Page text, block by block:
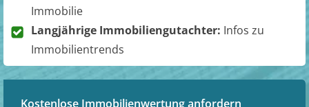
Immobilie
Langjährige Immobiliengutachter: Infos zu
Immobilientrends
Kostenlose Immobilienwertung anfordern